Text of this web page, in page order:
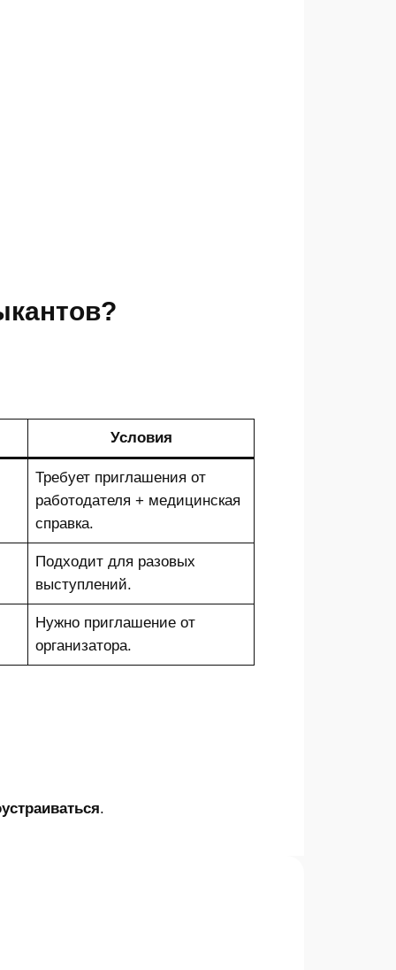
Условия
Требует приглашения от
работодателя + медицинская
справка.
Подходит для разовых
выступлений.
Нужно приглашение от
организатора.
.